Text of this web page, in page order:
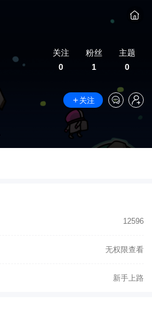
关注
0
粉丝
1
主题
0
关注
12596
无权限查看
新手上路